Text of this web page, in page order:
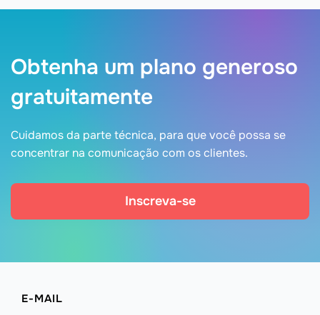
Obtenha um plano generoso
gratuitamente
Cuidamos da parte técnica, para que você possa se
concentrar na comunicação com os clientes.
Inscreva-se
E-MAIL